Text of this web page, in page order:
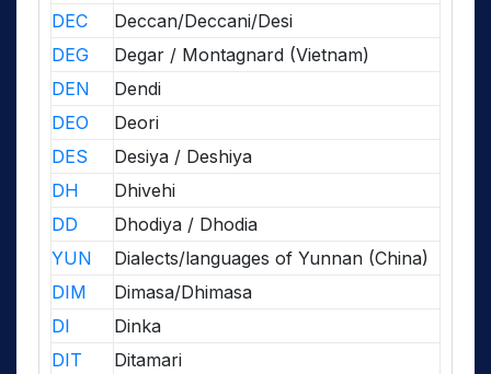
DEC
Deccan/Deccani/Desi
DEG
Degar / Montagnard (Vietnam)
DEN
Dendi
DEO
Deori
DES
Desiya / Deshiya
DH
Dhivehi
DD
Dhodiya / Dhodia
YUN
Dialects/languages of Yunnan (China)
DIM
Dimasa/Dhimasa
DI
Dinka
DIT
Ditamari